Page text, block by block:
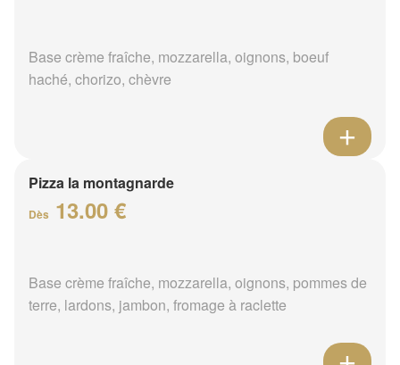
Base crème fraîche, mozzarella, oignons, boeuf
haché, chorizo, chèvre
Pizza la montagnarde
Dès 13.00 €
Base crème fraîche, mozzarella, oignons, pommes de
terre, lardons, jambon, fromage à raclette